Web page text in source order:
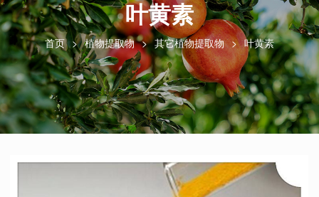
叶黄素
首页 植物提取物 其它植物提取物 叶黄素